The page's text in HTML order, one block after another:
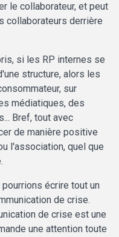
le collaborateur, et peut
collaborateurs derrière
si les RP internes se
structure, alors les
sur
médiatiques, des
Bref, tout avec
de manière positive
l'association, quel que
pourrions écrire tout un
de crise.
de crise est une
une attention toute